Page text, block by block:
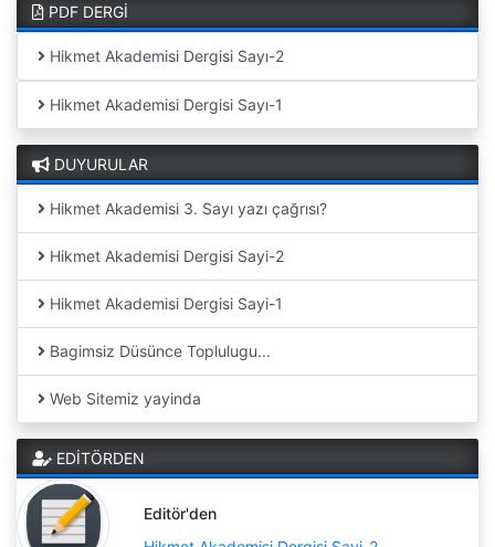
PDF DERGİ
Hikmet Akademisi Dergisi Sayı-2
Hikmet Akademisi Dergisi Sayı-1
DUYURULAR
Hikmet Akademisi 3. Sayı yazı çağrısı?
Hikmet Akademisi Dergisi Sayi-2
Hikmet Akademisi Dergisi Sayi-1
Bagimsiz Düsünce Toplulugu...
Web Sitemiz yayinda
EDİTÖRDEN
Editör'den